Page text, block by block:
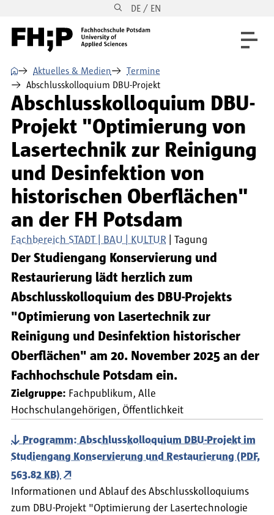
Direkt zur Hauptnavigation DE / EN
⌂ Aktuelles & Medien
Termine
Abschlusskolloquium DBU-Projekt
Abschlusskolloquium DBU-
Projekt "Optimierung von
Lasertechnik zur Reinigung
und Desinfektion von
historischen Oberflächen"
an der FH Potsdam
Fachbereich STADT | BAU | KULTUR Tagung
Der Studiengang Konservierung und
Restaurierung lädt herzlich zum
Abschlusskolloquium des DBU-Projekts
"Optimierung von Lasertechnik zur
Reinigung und Desinfektion historischer
Oberflächen" am 20. November 2025 an der
Fachhochschule Potsdam ein.
Zielgruppe: Fachpublikum Alle
Hochschulangehörigen
Öffentlichkeit
Programm: Abschlusskolloquium DBU-Projekt im
Studiengang Konservierung und Restaurierung (PDF,
563.82 KB)
Informationen und Ablauf des Abschlusskolloquiums
zum DBU-Projekt "Optimierung der Lasertechnologie